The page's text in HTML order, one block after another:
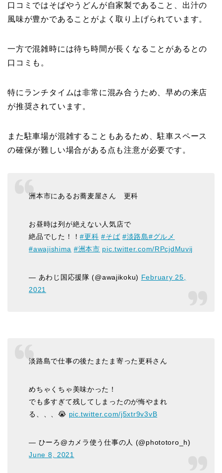
口コミではそばやうどんが自家製であること、出汁の
風味が豊かであることがよく取り上げられています。
一方で混雑時には待ち時間が長くなることがあるとの
口コミも。
特にランチタイムは非常に混み合うため、早めの来店
が推奨されています。
また駐車場が混雑することもあるため、駐車スペース
の確保が難しい場合がある点も注意が必要です。
洲本市にあるお蕎麦屋さん 更科
お昼時は列が絶えない人気店で
絶品でした！！#更科 #そば #淡路島#グルメ
#awajishima #洲本市 pic.twitter.com/RPcjdMuvij
— あわじ国応援隊 (@awajikoku) February 25,
2021
淡路島で仕事の後たまたま寄った更科さん
めちゃくちゃ美味かった！
でも多すぎて残してしまったのが悔やまれ
る、、、😭 pic.twitter.com/j5xtr9v3vB
— ひーろ@カメラ使う仕事の人 (@phototoro_h)
June 8, 2021